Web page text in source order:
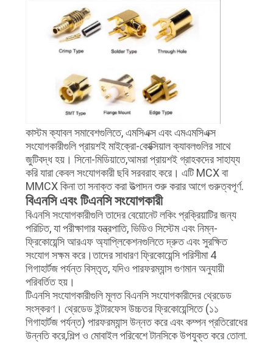
কাস্টম ক্যাবল সমাবেশগুলিতে, এমসিএক্স এবং এমএমসিএক্স
সংযোগকারীগুলি প্রায়শই মাইক্রো-কোক্সিয়াল ক্যাবলগুলির সাথে
জুটিবদ্ধ হয়। সিনো-মিডিয়াতে,আমরা প্রায়শই গ্রাহকদের সাহায্য
করি যারা কেবল সংযোগকারী ছবি সরবরাহ করে। এটি MCX বা
MMCX কিনা তা সনাক্ত করা উত্পাদন শুরু করার আগে গুরুত্বপূর্ণ.
বিএনসি এবং টিএনসি সংযোগকারী
বিএনসি সংযোগকারীগুলি তাদের বেয়োনেট লকিং প্রক্রিয়াটির জন্য
পরিচিত, যা পরীক্ষাগার যন্ত্রপাতি, ভিডিও সিস্টেম এবং নিম্ন-
ফ্রিকোয়েন্সি আরএফ অ্যাপ্লিকেশনগুলিতে দ্রুত এবং সুরক্ষিত
সংযোগ সক্ষম করে।তাদের সাধারণ ফ্রিকোয়েন্সি পরিসীমা 4
গিগাহার্টজ পর্যন্ত বিস্তৃত, যদিও পারফরম্যান্স গুণমান অনুযায়ী
পরিবর্তিত হয়।
টিএনসি সংযোগকারীগুলি মূলত বিএনসি সংযোগকারীদের থ্রেডেড
সংস্করণ। থ্রেডেড ইন্টারফেস উচ্চতর ফ্রিকোয়েন্সিতে (১১
গিগাহার্টজ পর্যন্ত) পারফরম্যান্স উন্নত করে এবং কম্পন প্রতিরোধের
উন্নতি করে,শিল্প ও মোবাইল পরিবেশে টানসিকে উপযুক্ত করে তোলা.